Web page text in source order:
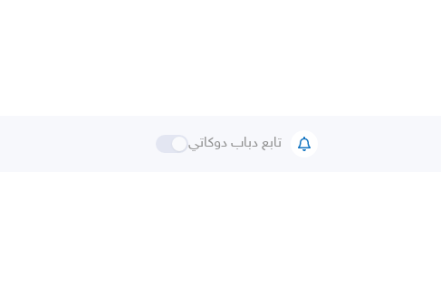
تابع دباب دوكاتي